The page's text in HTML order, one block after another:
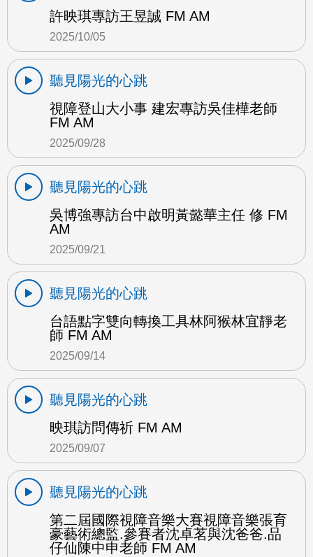
許映琪專訪王昱誠 FM AM
2025/10/05
聽見陽光的心跳
視障登山大小事 建宏專訪吳佳樺老師
FM AM
2025/09/28
聽見陽光的心跳
吳博強專訪台中啟明黃懿華主任 修 FM
AM
2025/09/21
聽見陽光的心跳
台語點字雙向轉換工具林阿猴林宜靜老
師 FM AM
2025/09/14
聽見陽光的心跳
映琪訪問傳祈 FM AM
2025/09/07
聽見陽光的心跳
第二屆國際視障音樂大賽視障音樂張育
豪藝術總監.參賽者沈卓茗與沈爸爸.品
仔仙陳中申老師 FM AM